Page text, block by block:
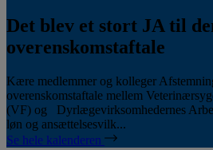
Det blev et stort JA til
overenskomstaftale
Kære medlemmer og kolleger
overenskomstaftale mellem
(VF) og Dyrlægevirksomhedernes
løn og ansættelsesvilk...
Se hele kalenderen